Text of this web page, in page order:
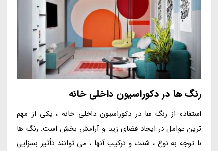
رنگ ها در دکوراسیون داخلی خانه
استفاده از رنگ ها در دکوراسیون داخلی خانه ، یکی از مهم
ترین عوامل در ایجاد فضای زیبا و آرامش بخش است. رنگ ها
با توجه به نوع ، شدت و ترکیب آنها ، می توانند تأثیر بسزایی